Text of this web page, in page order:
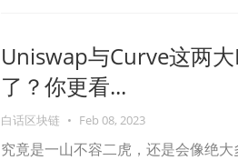
Uniswap与Curve这两
了？你更看...
白话区块链 • Feb 08, 2023
究竟是一山不容二虎，还是会像绝